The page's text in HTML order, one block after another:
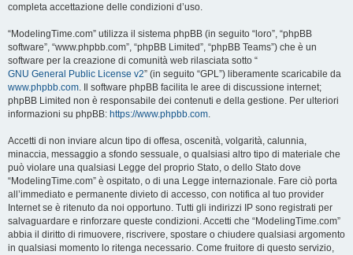
completa accettazione delle condizioni d’uso.
“ModelingTime.com” utilizza il sistema phpBB (in seguito “loro”, “phpBB
software”, “www.phpbb.com”, “phpBB Limited”, “phpBB Teams”) che è un
software per la creazione di comunità web rilasciata sotto “
GNU General Public License v2” (in seguito “GPL”) liberamente scaricabile da
www.phpbb.com. Il software phpBB facilita le aree di discussione internet;
phpBB Limited non è responsabile dei contenuti e della gestione. Per ulteriori
informazioni su phpBB: https://www.phpbb.com.
Accetti di non inviare alcun tipo di offesa, oscenità, volgarità, calunnia,
minaccia, messaggio a sfondo sessuale, o qualsiasi altro tipo di materiale che
può violare una qualsiasi Legge del proprio Stato, o dello Stato dove
“ModelingTime.com” è ospitato, o di una Legge internazionale. Fare ciò porta
all’immediato e permanente divieto di accesso, con notifica al tuo provider
Internet se è ritenuto da noi opportuno. Tutti gli indirizzi IP sono registrati per
salvaguardare e rinforzare queste condizioni. Accetti che “ModelingTime.com”
abbia il diritto di rimuovere, riscrivere, spostare o chiudere qualsiasi argomento
in qualsiasi momento lo ritenga necessario. Come fruitore di questo servizio,